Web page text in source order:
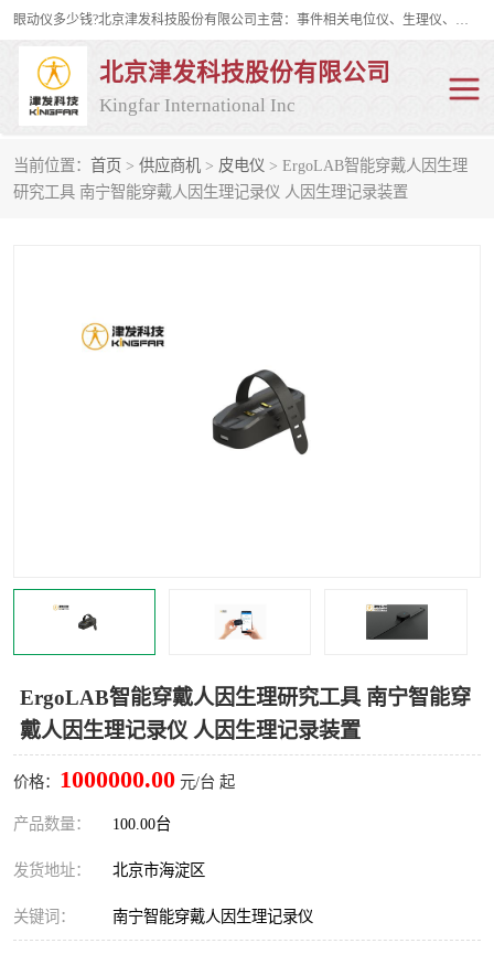
眼动仪多少钱?北京津发科技股份有限公司主营：事件相关电位仪、生理仪、肌电仪、脑电仪、皮电仪、眼动仪；是国家级高新技术企业、科技部认定的科技型中小企业和中关村高新技术企业，具备保密资格，具备自主进出口经营权；自主研发技术、产品与服务荣获多项省部级科学技术奖励、国家发明专利、国家软件著作权和省部级新技术新产品（服务）认证。
北京津发科技股份有限公司
Kingfar International Inc
当前位置： 首页 > 供应商机 > 皮电仪 > ErgoLAB智能穿戴人因生理
研究工具 南宁智能穿戴人因生理记录仪 人因生理记录装置
ErgoLAB智能穿戴人因生理研究工具 南宁智能穿
戴人因生理记录仪 人因生理记录装置
价格： 1000000.00 元/台 起
产品数量： 100.00台
发货地址： 北京市海淀区
关键词： 南宁智能穿戴人因生理记录仪
皮电仪 脑电仪
行为观察与表情分析
人机交互实验室
车俩与驾驶模拟